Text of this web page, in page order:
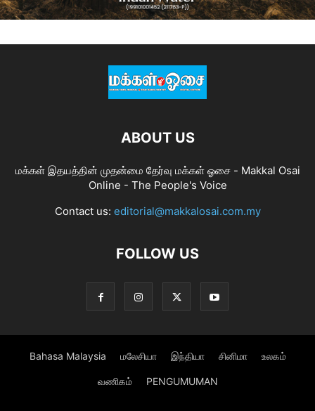
ABOUT US
மக்கள் இதயத்தின் முதன்மை தேர்வு மக்கள் ஓசை - Makkal Osai
Online - The People's Voice
Contact us: editorial@makkalosai.com.my
FOLLOW US
Bahasa Malaysia மலேசியா இந்தியா சினிமா உலகம்
வணிகம் PENGUMUMAN